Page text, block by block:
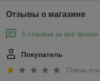
Отзывы о магазине
3 отзывов за всё время
Покупатель
Очень